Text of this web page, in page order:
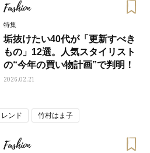
Fashion
特集
垢抜けたい40代が「更新すべき
もの」12選。人気スタイリスト
の“今年の買い物計画”で判明！
2026.02.21
ンド 竹村はま子
Fashion